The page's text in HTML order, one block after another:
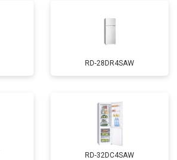
RD-28DR4SAW
RD-32DC4SAW